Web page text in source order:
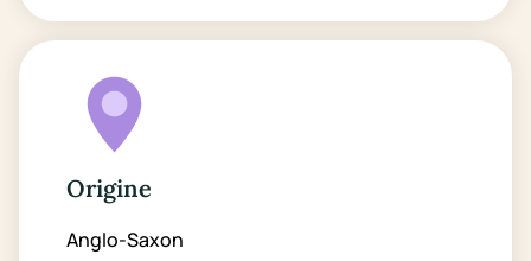
Origine
Anglo-Saxon